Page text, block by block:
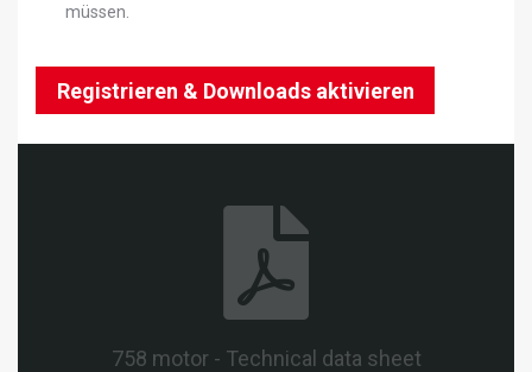
müssen.
Registrieren & Downloads aktivieren
758 motor - Technical data sheet